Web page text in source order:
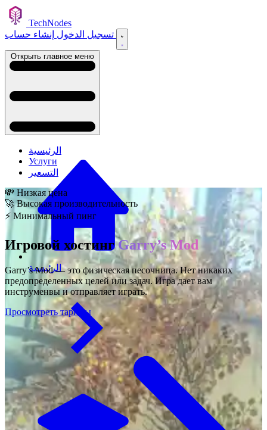
TechNodes
تسجيل الدخول
Открыть главное меню
الرئيسية
Услуги
التسعير
الرئيسية
💸 Низкая цена
🚀 Высокая производительность
⚡ Минимальный пинг
Игровой хостингGarry’s Mod
Garry’s Mod — это физическая песочница. Нет никаких
предопределенных целей или задач. Игра дает вам
инструменвы и отправляет играть.
Просмотреть тарифы